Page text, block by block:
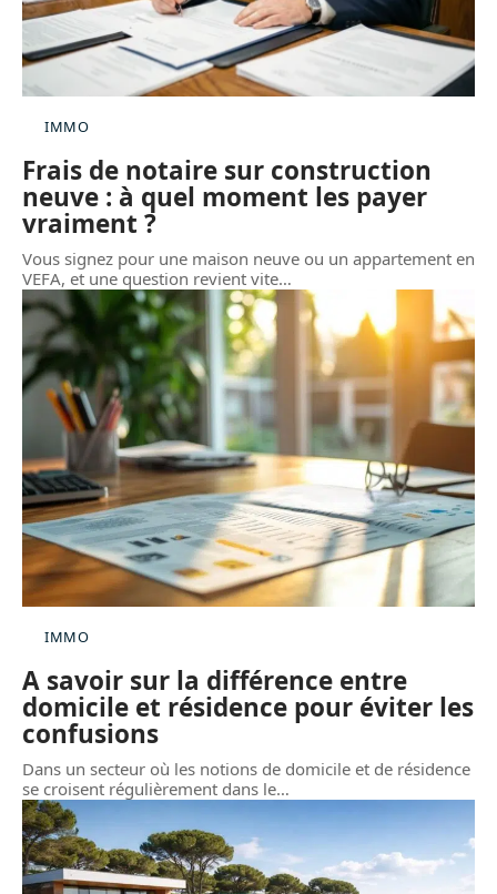
IMMO
Frais de notaire sur construction
neuve : à quel moment les payer
vraiment ?
Vous signez pour une maison neuve ou un appartement en
VEFA, et une question revient vite…
IMMO
A savoir sur la différence entre
domicile et résidence pour éviter les
confusions
Dans un secteur où les notions de domicile et de résidence
se croisent régulièrement dans le…